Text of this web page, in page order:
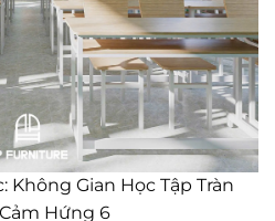
Không Gian Học Tập Tràn
Hứng 6